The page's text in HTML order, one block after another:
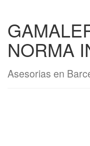
NORMA
Asesorias en